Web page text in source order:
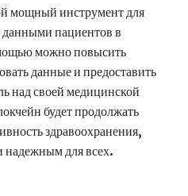
мощный инструмент для
пациентов в
можно повысить
данные и предоставить
над своей медицинской
будет продолжать
здравоохранения,
надежным для всех.